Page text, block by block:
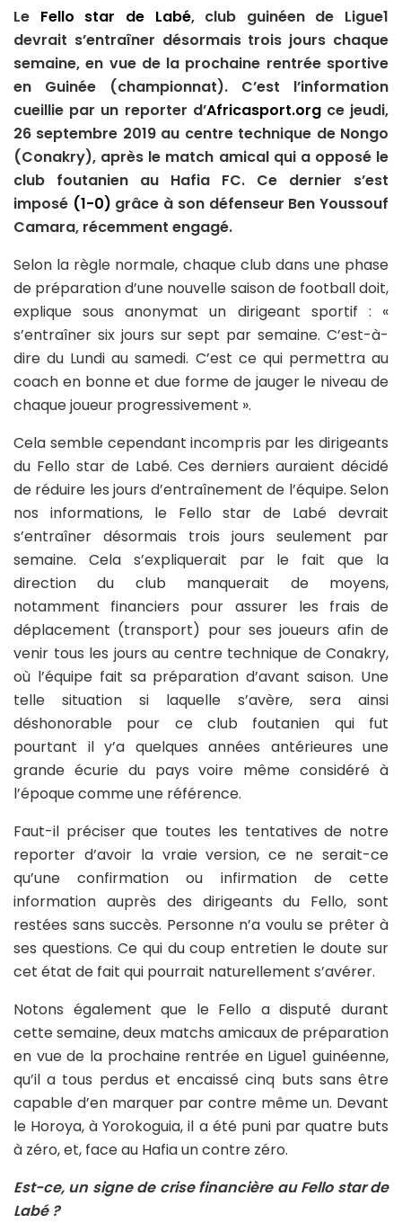
Le Fello star de Labé, club guinéen de Ligue1
devrait s’entraîner désormais trois jours chaque
semaine, en vue de la prochaine rentrée sportive
en Guinée (championnat). C’est l’information
cueillie par un reporter d’Africasport.orgce jeudi,
26 septembre 2019 au centre technique de Nongo
(Conakry), après le match amical qui a opposé le
club foutanien au Hafia FC. Ce dernier s’est
imposé (1-0) grâce à son défenseur Ben Youssouf
Camara, récemment engagé.
Selon la règle normale, chaque club dans une phase
de préparation d’une nouvelle saison de football doit,
explique sous anonymat un dirigeant sportif : «
s’entraîner six jours sur sept par semaine. C’est-à-
dire du Lundi au samedi. C’est ce qui permettra au
coach en bonne et due forme de jauger le niveau de
chaque joueur progressivement ».
Cela semble cependant incompris par les dirigeants
du Fello star de Labé. Ces derniers auraient décidé
de réduire les jours d’entraînement de l’équipe. Selon
nos informations, le Fello star de Labé devrait
s’entraîner désormais trois jours seulement par
semaine. Cela s’expliquerait par le fait que la
direction du club manquerait de moyens,
notamment financiers pour assurer les frais de
déplacement (transport) pour ses joueurs afin de
venir tous les jours au centre technique de Conakry,
où l’équipe fait sa préparation d’avant saison. Une
telle situation si laquelle s’avère, sera ainsi
déshonorable pour ce club foutanien qui fut
pourtant il y’a quelques années antérieures une
grande écurie du pays voire même considéré à
l’époque comme une référence.
Faut-il préciser que toutes les tentatives de notre
reporter d’avoir la vraie version, ce ne serait-ce
qu’une confirmation ou infirmation de cette
information auprès des dirigeants du Fello, sont
restées sans succès. Personne n’a voulu se prêter à
ses questions. Ce qui du coup entretien le doute sur
cet état de fait qui pourrait naturellement s’avérer.
Notons également que le Fello a disputé durant
cette semaine, deux matchs amicaux de préparation
en vue de la prochaine rentrée en Ligue1 guinéenne,
qu’il a tous perdus et encaissé cinq buts sans être
capable d’en marquer par contre même un. Devant
le Horoya, à Yorokoguia, il a été puni par quatre buts
à zéro, et, face au Hafia un contre zéro.
Est-ce, un signe de crise financière au Fello star de
Labé ?